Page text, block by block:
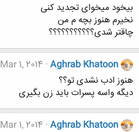
بیخود میخوای تجدید کنی
نخیرم هنوز بچه م من
چاقتر شدی؟؟؟؟؟؟؟؟؟؟؟
Aghrab Khatoon
Mar 1, 2014
هنوز ادب نشدی تو؟؟
دیگه واسه پسرات باید زن بگیری
Aghrab Khatoon
Mar 1, 2014